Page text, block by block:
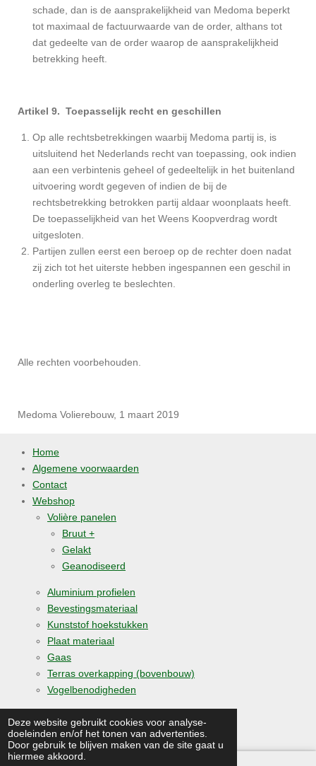
Deze website gebruikt cookies voor analyse-
doeleinden en/of het tonen van advertenties.
Door gebruik te blijven maken van de site gaat u
hiermee akkoord.
schade, dan is de aansprakelijkheid van Medoma beperkt
tot maximaal de factuurwaarde van de order, althans tot
dat gedeelte van de order waarop de aansprakelijkheid
betrekking heeft.
Artikel 9. Toepasselijk recht en geschillen
Op alle rechtsbetrekkingen waarbij Medoma partij is, is
uitsluitend het Nederlands recht van toepassing, ook indien
aan een verbintenis geheel of gedeeltelijk in het buitenland
uitvoering wordt gegeven of indien de bij de
rechtsbetrekking betrokken partij aldaar woonplaats heeft.
De toepasselijkheid van het Weens Koopverdrag wordt
uitgesloten.
Partijen zullen eerst een beroep op de rechter doen nadat
zij zich tot het uiterste hebben ingespannen een geschil in
onderling overleg te beslechten.
Alle rechten voorbehouden.
Medoma Volierebouw, 1 maart 2019
Home
Algemene voorwaarden
Contact
Webshop
Volière panelen
Bruut +
Gelakt
Geanodiseerd
Aluminium profielen
Bevestingsmateriaal
Kunststof hoekstukken
Plaat materiaal
Gaas
Terras overkapping (bovenbouw)
Vogelbenodigheden
Powered byJouwWeb